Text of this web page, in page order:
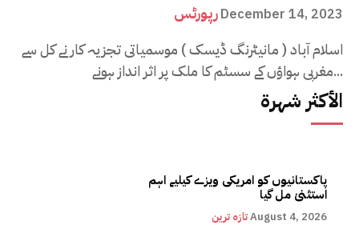
رپورٹسDecember 14, 2023
اسلام آباد ( مانیٹرنگ ڈیسک ) موسمیاتی تجزیہ کار نے کل سے
مغربی ہواؤں کے سسٹم کا ملک پر اثر انداز ہونے...
الأكثر شهرة
پاکستانیوں کو امریکی ویزے کیلیے اہم
استثنیٰ مل گیا
تازہ ترینAugust 4, 2026